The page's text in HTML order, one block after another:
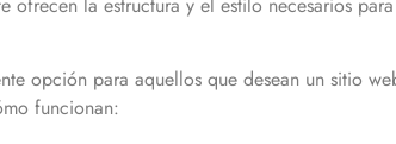
opción para aquellos que desean un sitio
funcionan: